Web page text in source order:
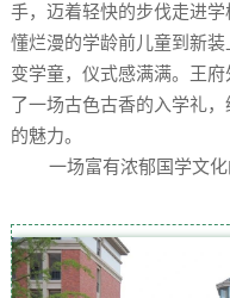
手，迈着轻快的步伐走进
懂烂漫的学龄前儿童到新
变学童，仪式感满满。王
了一场古色古香的入学礼
的魅力。
一场富有浓郁国学文化